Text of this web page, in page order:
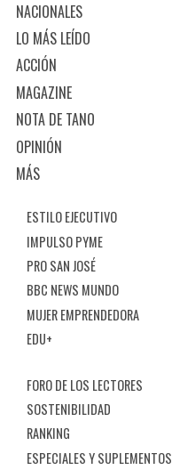
NACIONALES
LO MÁS LEÍDO
ACCIÓN
MAGAZINE
NOTA DE TANO
OPINIÓN
MÁS
ESTILO EJECUTIVO
IMPULSO PYME
PRO SAN JOSÉ
BBC NEWS MUNDO
MUJER EMPRENDEDORA
EDU+
FORO DE LOS LECTORES
SOSTENIBILIDAD
RANKING
ESPECIALES Y SUPLEMENTOS